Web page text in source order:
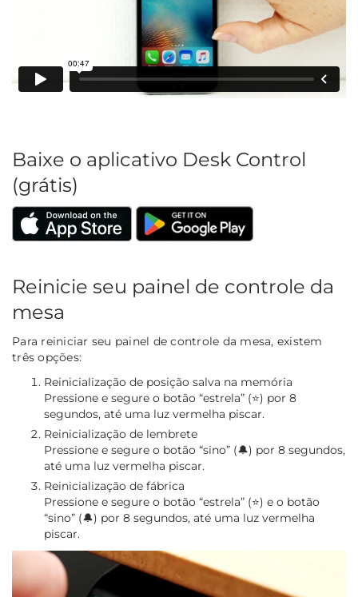
Baixe o aplicativo Desk Control
(grátis)
Reinicie seu painel de controle da
mesa
Para reiniciar seu painel de controle da mesa, existem
três opções:
Reinicialização de posição salva na memória
Pressione e segure o botão “estrela” (⭐) por 8
segundos, até uma luz vermelha piscar.
Reinicialização de lembrete
Pressione e segure o botão “sino” (🔔) por 8 segundos,
até uma luz vermelha piscar.
Reinicialização de fábrica
Pressione e segure o botão “estrela” (⭐) e o botão
“sino” (🔔) por 8 segundos, até uma luz vermelha
piscar.